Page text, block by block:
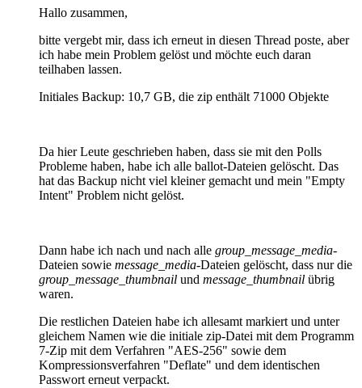
Hallo zusammen,
bitte vergebt mir, dass ich erneut in diesen Thread poste, aber
ich habe mein Problem gelöst und möchte euch daran
teilhaben lassen.
Initiales Backup: 10,7 GB, die zip enthält 71000 Objekte
Da hier Leute geschrieben haben, dass sie mit den Polls
Probleme haben, habe ich alle ballot-Dateien gelöscht. Das
hat das Backup nicht viel kleiner gemacht und mein "Empty
Intent" Problem nicht gelöst.
Dann habe ich nach und nach alle group_message_media-
Dateien sowie message_media-Dateien gelöscht, dass nur die
group_message_thumbnail und message_thumbnail übrig
waren.
Die restlichen Dateien habe ich allesamt markiert und unter
gleichem Namen wie die initiale zip-Datei mit dem Programm
7-Zip mit dem Verfahren "AES-256" sowie dem
Kompressionsverfahren "Deflate" und dem identischen
Passwort erneut verpackt.